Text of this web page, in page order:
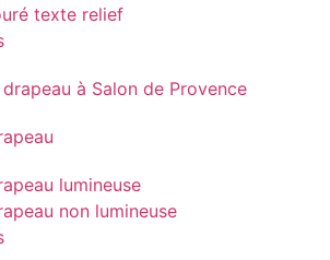
texte relief
lumineuse
non lumineuse